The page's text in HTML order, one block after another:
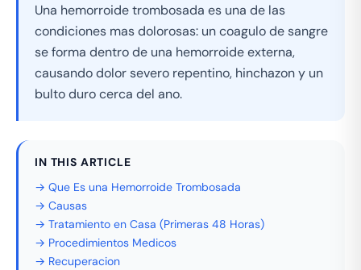
Una hemorroide trombosada es una de las
condiciones mas dolorosas: un coagulo de sangre
se forma dentro de una hemorroide externa,
causando dolor severo repentino, hinchazon y un
bulto duro cerca del ano.
IN THIS ARTICLE
→ Que Es una Hemorroide Trombosada
→ Causas
→ Tratamiento en Casa (Primeras 48 Horas)
→ Procedimientos Medicos
→ Recuperacion